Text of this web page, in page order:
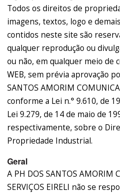
Todos os direitos de
imagens, textos, logo e
contidos neste site são
qualquer reprodução ou
ou não, em qualquer meio de
WEB, sem prévia aprovação
SANTOS AMORIM
conforme a Lei n.° 9.610, de
Lei 9.279, de 14 de maio de
respectivamente, sobre o
Propriedade Industrial.
Geral
A PH DOS SANTOS AMORIM
SERVIÇOS EIRELI não se